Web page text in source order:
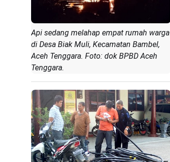
Api sedang melahap empat rumah warga
di Desa Biak Muli, Kecamatan Bambel,
Aceh Tenggara. Foto: dok BPBD Aceh
Tenggara.